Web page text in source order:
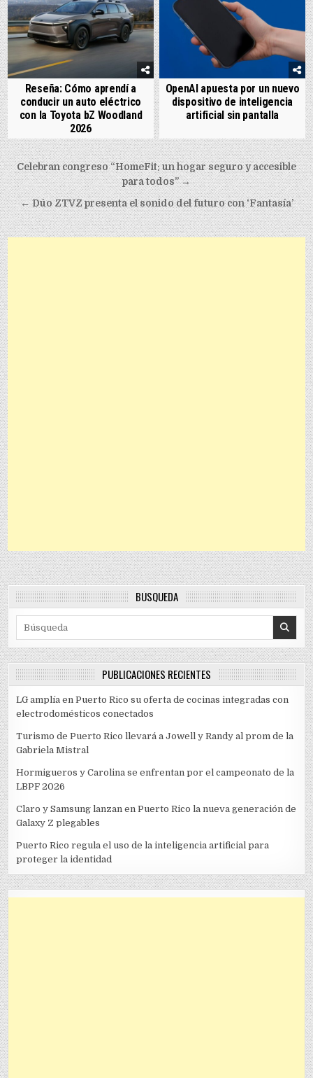
Reseña: Cómo aprendí a
conducir un auto eléctrico
con la Toyota bZ Woodland
2026
OpenAI apuesta por un nuevo
dispositivo de inteligencia
artificial sin pantalla
Post navigation
Celebran congreso “HomeFit: un hogar seguro y accesible
para todos” →
← Dúo ZTVZ presenta el sonido del futuro con ‘Fantasía’
BÚSQUEDA
PUBLICACIONES RECIENTES
LG amplía en Puerto Rico su oferta de cocinas integradas con
electrodomésticos conectados
Turismo de Puerto Rico llevará a Jowell y Randy al prom de la
Gabriela Mistral
Hormigueros y Carolina se enfrentan por el campeonato de la
LBPF 2026
Claro y Samsung lanzan en Puerto Rico la nueva generación de
Galaxy Z plegables
Puerto Rico regula el uso de la inteligencia artificial para
proteger la identidad